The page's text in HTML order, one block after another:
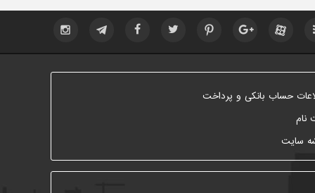
حساب بانکی و پرداخت
نام
سایت